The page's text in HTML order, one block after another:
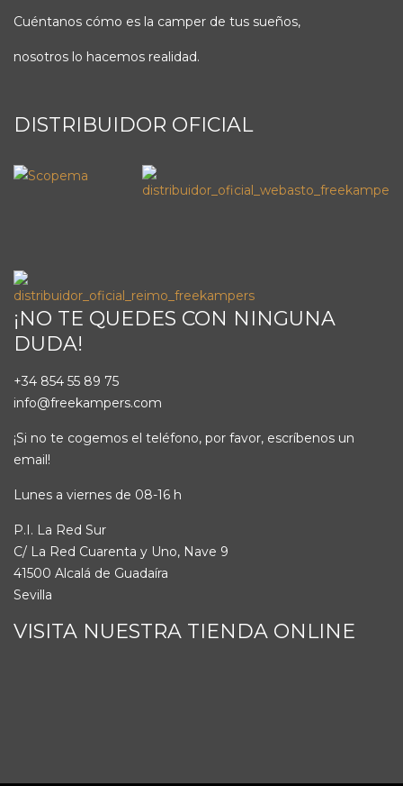
Cuéntanos cómo es la camper de tus sueños,
nosotros lo hacemos realidad.
DISTRIBUIDOR OFICIAL
¡NO TE QUEDES CON NINGUNA
DUDA!
+34 854 55 89 75
info@freekampers.com
¡Si no te cogemos el teléfono, por favor, escríbenos un
email!
Lunes a viernes de 08-16 h
P.I. La Red Sur
C/ La Red Cuarenta y Uno, Nave 9
41500 Alcalá de Guadaíra
Sevilla
VISITA NUESTRA TIENDA ONLINE